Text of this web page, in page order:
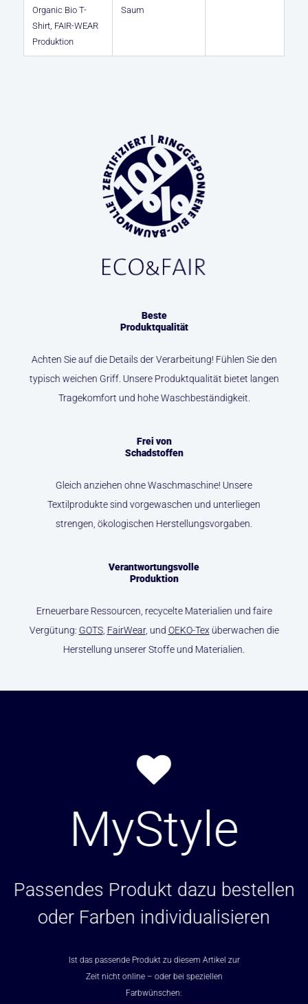
Organic Bio T-
Shirt, FAIR-WEAR
Produktion
Saum
Beste
Produktqualität
Achten Sie auf die Details der Verarbeitung! Fühlen Sie den
typisch weichen Griff. Unsere Produktqualität bietet langen
Tragekomfort und hohe Waschbeständigkeit.
Frei von
Schadstoffen
Gleich anziehen ohne Waschmaschine! Unsere
Textilprodukte sind vorgewaschen und unterliegen
strengen, ökologischen Herstellungsvorgaben.
Verantwortungsvolle
Produktion
Erneuerbare Ressourcen, recycelte Materialien und faire
Vergütung: GOTS, FairWear, und OEKO-Texüberwachen die
Herstellung unserer Stoffe und Materialien.
MyStyle
Passendes Produkt dazu bestellen
oder Farben individualisieren
Ist das passende Produkt zu diesem Artikel zur
Zeit nicht online – oder bei speziellen
Farbwünschen: